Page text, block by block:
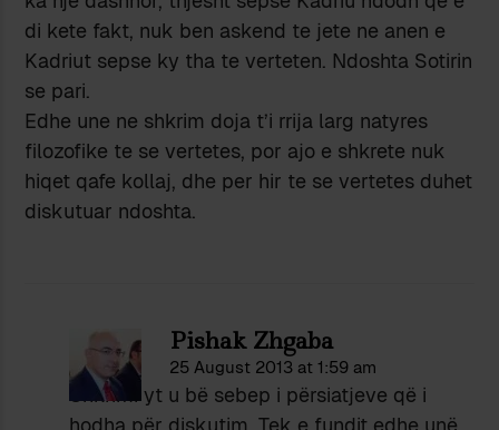
di kete fakt, nuk ben askend te jete ne anen e
Kadriut sepse ky tha te verteten. Ndoshta Sotirin
se pari.
Edhe une ne shkrim doja t’i rrija larg natyres
filozofike te se vertetes, por ajo e shkrete nuk
hiqet qafe kollaj, dhe per hir te se vertetes duhet
diskutuar ndoshta.
Pishak Zhgaba
25 August 2013 at 1:59 am
Shkrimi yt u bë sebep i përsiatjeve që i